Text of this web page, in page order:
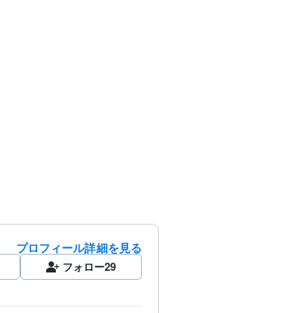
プロフィール詳細を見る
フォロー29